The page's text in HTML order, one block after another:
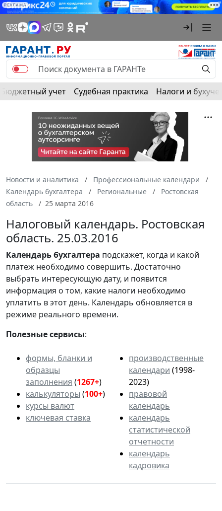
РЕКЛАМА
Бюджетный учет Судебная практика Налоги и
Новости и аналитика
Профессиональные календари
Календарь бухгалтера
Региональные
Ростовская
область
25 марта 2016
Налоговый календарь. Ростовская
область. 25.03.2016
Календарьбухгалтера подскажет, когда и какой
платеж необходимо совершить. Достаточно
выбрать интересующую дату, и появится
информация о том, какие налоги необходимо
уплатить в этот день. Календарь обновляется в
режиме реального времени.
Полезные сервисы:
формы, бланки и
образцы
заполнения (1267+)
калькуляторы (100+)
курсы валют
ключевая ставка
производственные
календари (1998-
2023)
правовой
календарь
календарь
статистической
отчетности
календарь
кадровика